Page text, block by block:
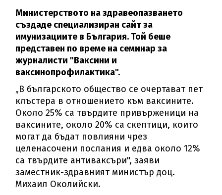
Министерството на здравеопазването
създаде специализиран сайт за
имунизациите в България. Той беше
представен по време на семинар за
журналисти "Ваксини и
ваксинопрофилактика".
„В българското общество се очертават пет
клъстера в отношението към ваксините.
Около 25% са твърдите привърженици на
ваксините, около 20% са скептици, които
могат да бъдат повлияни чрез
целенасочени послания и едва около 12%
са твърдите антиваксъри", заяви
заместник-здравният министър доц.
Михаил Околийски.